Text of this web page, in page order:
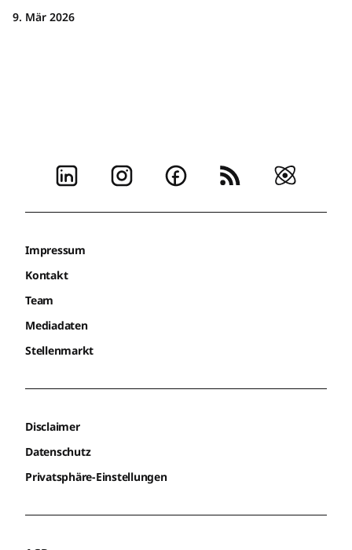
9. Mär 2026
Impressum
Kontakt
Team
Mediadaten
Stellenmarkt
Disclaimer
Datenschutz
Privatsphäre-Einstellungen